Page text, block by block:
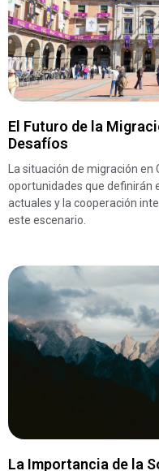
El Futuro de la
Desafíos
La situación de migración
oportunidades que definirán
actuales y la cooperación
este escenario.
La Importancia de la